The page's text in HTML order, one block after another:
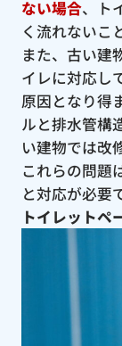
ない場合、ト
く流れないこ
また、古い建
イレに対応し
原因となり得
ルと排水管構
い建物では改
これらの問題
と対応が必要
トイレットペ